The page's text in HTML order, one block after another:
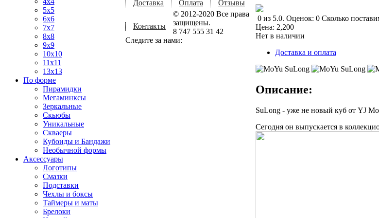
5x5
6x6
7x7
8x8
9x9
10x10
11x11
13x13
По форме
Пирамидки
Мегаминксы
Зеркальные
Скьюбы
Уникальные
Скваеры
Кубоиды и Бандажи
Необычной формы
Аксессуары
Логотипы
Смазки
Подставки
Чехлы и боксы
Таймеры и маты
Брелоки
0 из 5.0. Оценок: 0 Сколько
Цена: 2,200
Нет в наличии
Доставка и оплата
Описание:
SuLong - уже не новый куб от YJ
Сегодня он выпускается в
Доставка Оплата Отзывы
Контакты
© 2012-2020 Все права
защищены.
8 747 555 31 42
Следите за нами: